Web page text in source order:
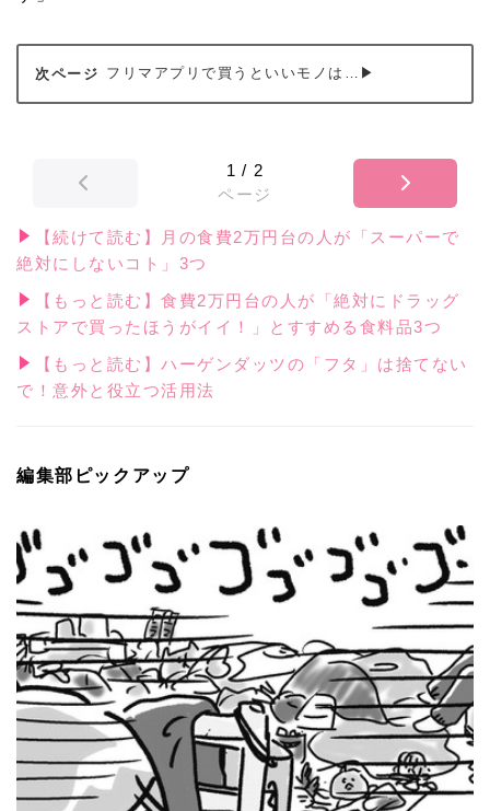
フリマアプリで買うといいモノは…▶
1 / 2
ページ
【続けて読む】月の食費2万円台の人が「スーパーで
絶対にしないコト」3つ
【もっと読む】食費2万円台の人が「絶対にドラッグ
ストアで買ったほうがイイ！」とすすめる食料品3つ
【もっと読む】ハーゲンダッツの「フタ」は捨てない
で！意外と役立つ活用法
編集部ピックアップ